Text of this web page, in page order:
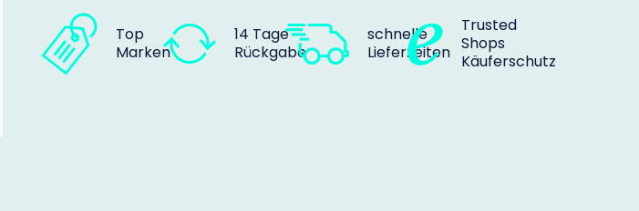
Top
Marken
14 Tage
Rückgabe
schnelle
Lieferzeiten
Trusted
Shops
Käuferschutz